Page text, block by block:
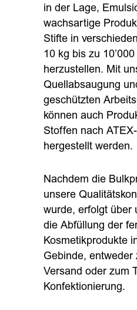
in der Lage,
wachsartige
Stifte in
10 kg bis zu
herzustellen. Mit
Quellabsaugung
geschützten
können auch
Stoffen nach
hergestellt werden.
Nachdem die
unsere
wurde, erfolgt über
die Abfüllung der
Kosmetikprodukte
Gebinde, entweder
Versand oder zum
Konfektionierung.